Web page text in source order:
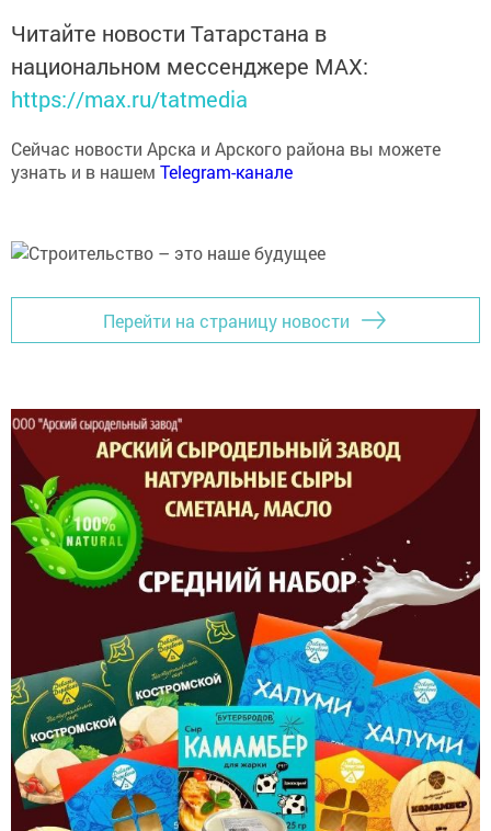
Читайте новости Татарстана в
национальном мессенджере MАХ:
https://max.ru/tatmedia
Сейчас новости Арска и Арского района вы можете
узнать и в нашемTelegram-канале
Перейти на страницу новости